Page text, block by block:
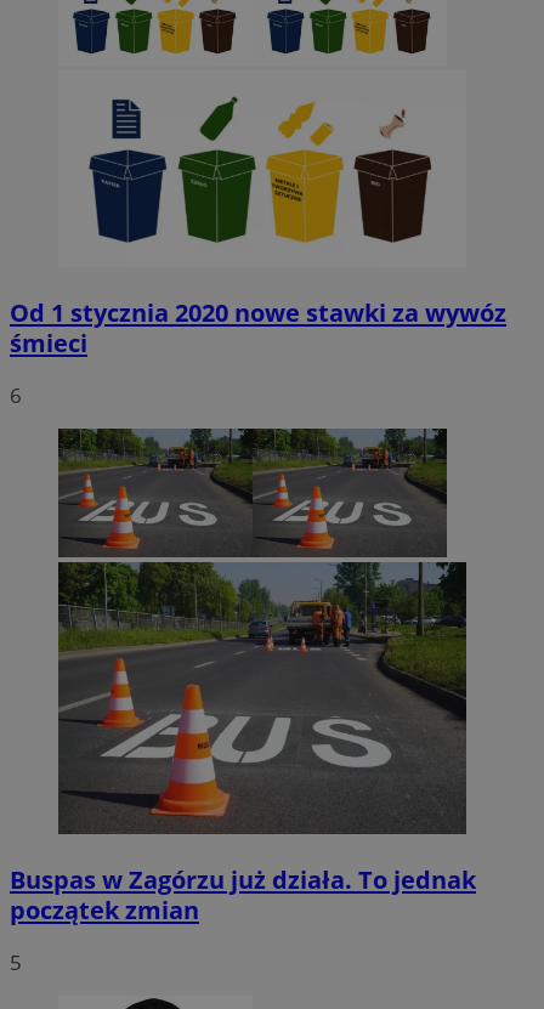
Od 1 stycznia 2020 nowe stawki za wywóz
śmieci
6
Buspas w Zagórzu już działa. To jednak
początek zmian
5